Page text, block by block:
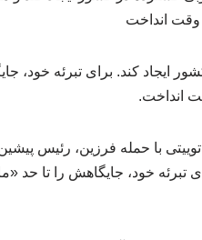
ایجاد کند. ‌برای تبرئه خود،
انداخت.
با حمله فرزین، رئیس
تبرئه خود، جایگاهش را تا حد